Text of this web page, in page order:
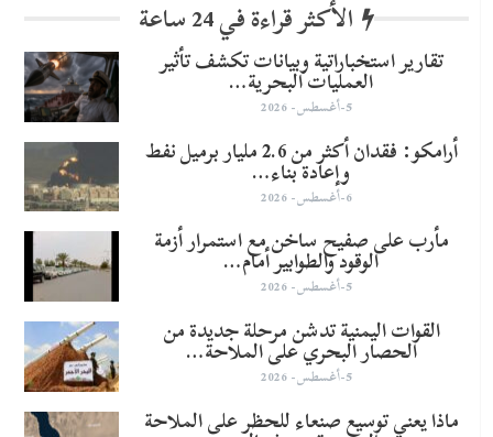
الأكثر قراءة في 24 ساعة
تقارير استخباراتية وبيانات تكشف تأثير
العمليات البحرية…
5-أغسطس- 2026
أرامكو: فقدان أكثر من 2.6 مليار برميل نفط
وإعادة بناء…
6-أغسطس- 2026
مأرب على صفيح ساخن مع استمرار أزمة
الوقود والطوابير أمام…
5-أغسطس- 2026
القوات اليمنية تدشن مرحلة جديدة من
الحصار البحري على الملاحة…
5-أغسطس- 2026
ماذا يعني توسيع صنعاء للحظر على الملاحة